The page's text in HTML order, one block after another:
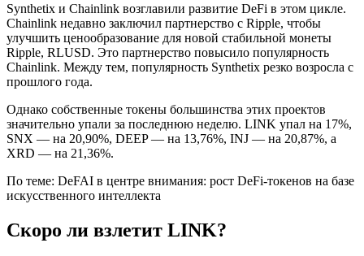
Synthetix и Chainlink возглавили развитие DeFi в этом цикле.
Chainlink недавно заключил партнерство с Ripple, чтобы
улучшить ценообразование для новой стабильной монеты
Ripple, RLUSD. Это партнерство повысило популярность
Chainlink. Между тем, популярность Synthetix резко возросла с
прошлого года.
Однако собственные токены большинства этих проектов
значительно упали за последнюю неделю. LINK упал на 17%,
SNX — на 20,90%, DEEP — на 13,76%, INJ — на 20,87%, а
XRD — на 21,36%.
По теме: DeFAI в центре внимания: рост DeFi-токенов на базе
искусственного интеллекта
Скоро ли взлетит LINK?